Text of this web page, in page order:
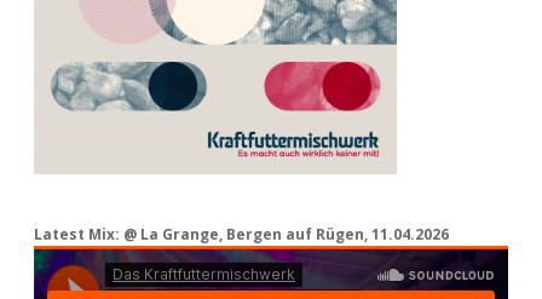
Latest Mix: @ La Grange, Bergen auf Rügen, 11.04.2026